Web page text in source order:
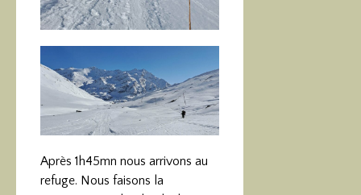
Après 1h45mn nous arrivons au
refuge. Nous faisons la